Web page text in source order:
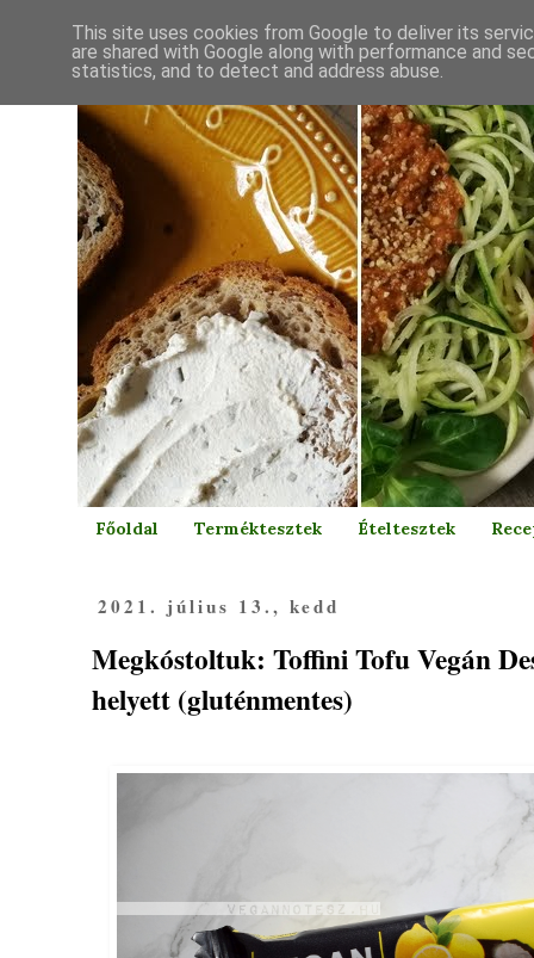
Főoldal Terméktesztek Ételtesztek
2021. július 13., kedd
Megkóstoltuk: Toffini Tofu Vegán
helyett (gluténmentes)
This site uses cookies from Google to deliver its
are shared with Google along with performance and
statistics, and to detect and address abuse.